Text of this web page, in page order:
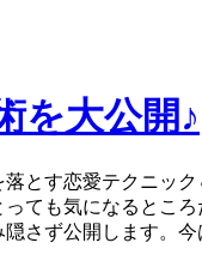
を大公開♪
とす恋愛テクニッ
ても気になるとこ
さず公開します。